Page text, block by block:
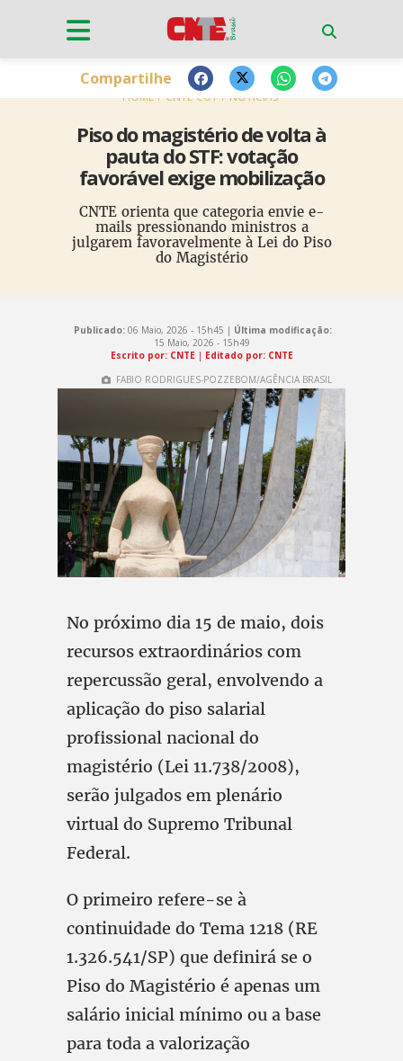
HOME CNTE-CUT NOTÍCIAS
Piso do magistério de volta à
pauta do STF: votação
favorável exige mobilização
CNTE orienta que categoria envie e-
mails pressionando ministros a
julgarem favoravelmente à Lei do Piso
do Magistério
Compartilhe
Publicado: 06 Maio, 2026 - 15h45 | Última modificação:
15 Maio, 2026 - 15h49
Escrito por: CNTE| Editado por: CNTE
FABIO RODRIGUES-POZZEBOM/AGÊNCIA BRASIL
No próximo dia 15 de maio, dois
recursos extraordinários com
repercussão geral, envolvendo a
aplicação do piso salarial
profissional nacional do
magistério (Lei 11.738/2008),
serão julgados em plenário
virtual do Supremo Tribunal
Federal.
O primeiro refere-se à
continuidade do Tema 1218 (RE
1.326.541/SP) que definirá se o
Piso do Magistério é apenas um
salário inicial mínimo ou a base
para toda a valorização